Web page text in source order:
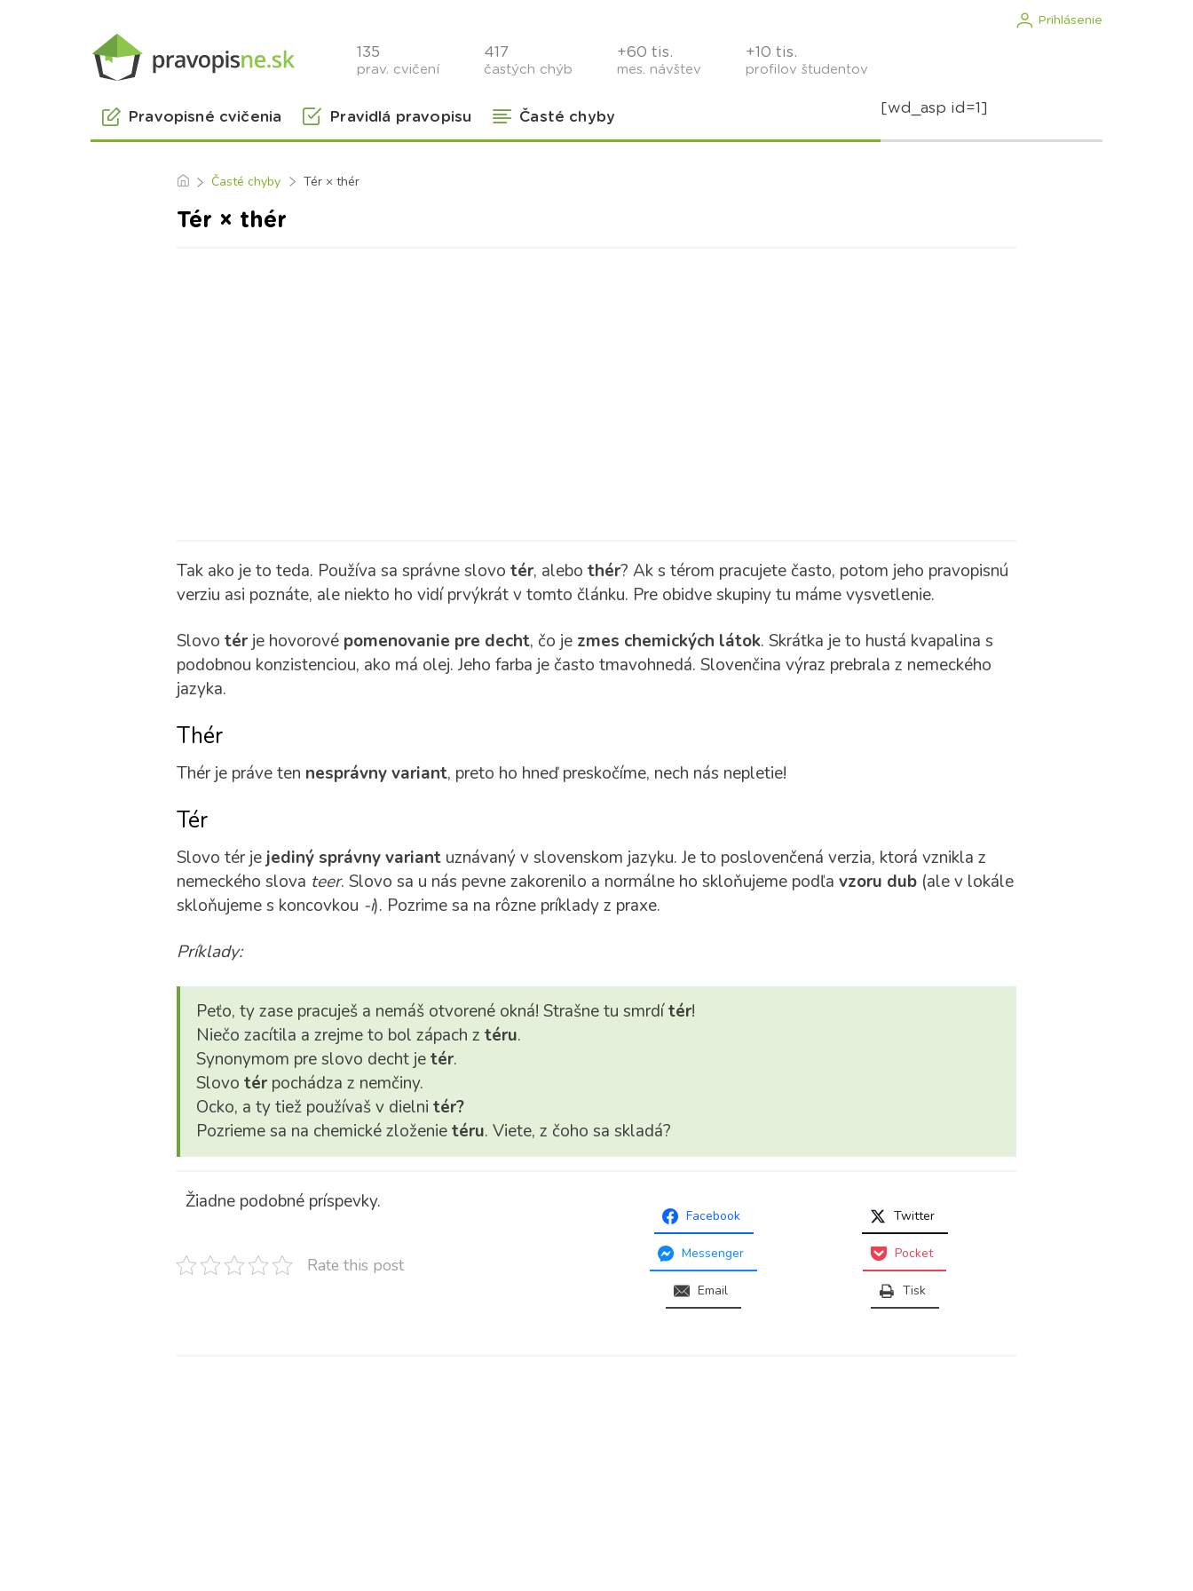
Prihlásenie
135
prav. cvičení
417
častých chýb
+60 tis.
mes. návštev
+10 tis.
profilov študentov
Pravopisné cvičenia Pravidlá pravopisu Časté chyby
[wd_asp id=1]
Časté chyby Tér × thér
Tér × thér
Tak ako je to teda. Používa sa správne slovo tér, alebo thér? Ak s térom pracujete často, potom jeho pravopisnú
verziu asi poznáte, ale niekto ho vidí prvýkrát v tomto článku. Pre obidve skupiny tu máme vysvetlenie.
Slovo térje hovorové pomenovanie pre decht, čo je zmes chemických látok. Skrátka je to hustá kvapalina s
podobnou konzistenciou, ako má olej. Jeho farba je často tmavohnedá. Slovenčina výraz prebrala z nemeckého
jazyka.
Thér
Thér je práve ten nesprávny variant, preto ho hneď preskočíme, nech nás nepletie!
Tér
Slovo tér je jediný správny variantuznávaný v slovenskom jazyku. Je to poslovenčená verzia, ktorá vznikla z
nemeckého slova teer. Slovo sa u nás pevne zakorenilo a normálne ho skloňujeme podľa vzoru dub(ale v lokále
skloňujeme s koncovkou -i). Pozrime sa na rôzne príklady z praxe.
Príklady:
Peťo, ty zase pracuješ a nemáš otvorené okná! Strašne tu smrdítér!
Niečo zacítila a zrejme to bol zápach z téru.
Synonymom pre slovo decht jetér.
Slovo térpochádza z nemčiny.
Ocko, a ty tiež používaš v dielni tér?
Pozrieme sa na chemické zloženietéru. Viete, z čoho sa skladá?
Žiadne podobné príspevky.
Facebook Twitter
Messenger Pocket
Email Tisk
Rate this post